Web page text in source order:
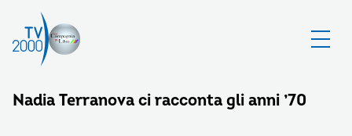
Nadia Terranova ci racconta gli anni ’70